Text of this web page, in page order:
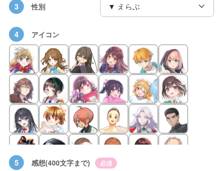
3 性別
4 アイコン
5 感想(400文字まで) 必須